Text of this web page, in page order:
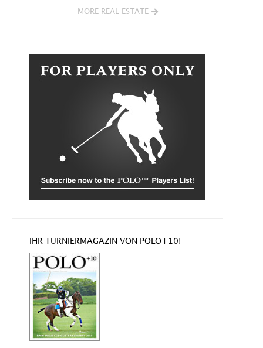
MORE REAL ESTATE
IHR TURNIERMAGAZIN VON POLO+10!